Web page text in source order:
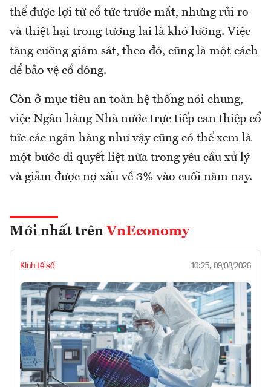
thể được lợi từ cổ tức trước mắt, nhưng rủi ro
và thiệt hại trong tương lai là khó lường. Việc
tăng cường giám sát, theo đó, cũng là một cách
để bảo vệ cổ đông.
Còn ở mục tiêu an toàn hệ thống nói chung,
việc Ngân hàng Nhà nước trực tiếp can thiệp cổ
tức các ngân hàng như vậy cũng có thể xem là
một bước đi quyết liệt nữa trong yêu cầu xử lý
và giảm được nợ xấu về 3% vào cuối năm nay.
Mới nhất trên VnEconomy
Kinh tế số 10:25, 09/08/2026